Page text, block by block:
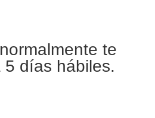
te
días hábiles.